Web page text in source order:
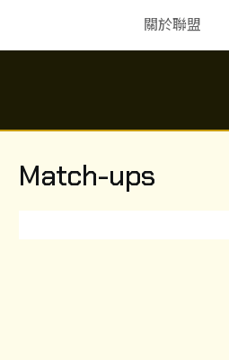
關於聯盟
Match-ups